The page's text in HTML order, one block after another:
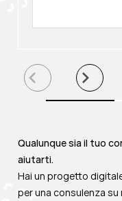
Qualunque sia il tuo
aiutarti.
Hai un progetto
per una consulenza su